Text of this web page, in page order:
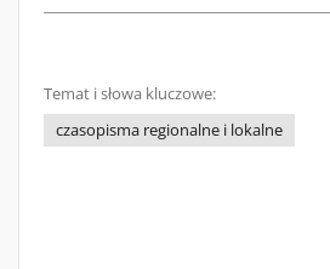
Temat i słowa kluczowe:
czasopisma regionalne i lokalne